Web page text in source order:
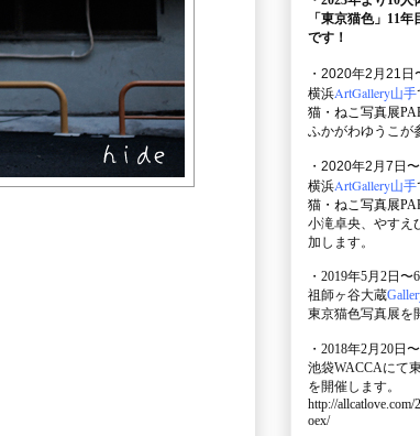
「東京猫色」 11年
です！
・2020年2月21日
横浜ArtGallery山手
猫・ねこ写真展
ふかがわゆうこが
・2020年2月7日
横浜ArtGallery山手
猫・ねこ写真展
小滝卓央、やすえ
加します。
・2019年5月2日〜
祖師ヶ谷大蔵
東京猫色写真展を
・2018年2月20日
池袋WACCAにて
を開催します。
http://allcatlove.com/
oex/